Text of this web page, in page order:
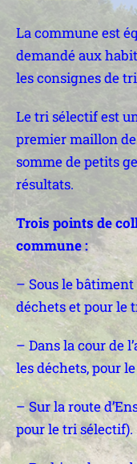
La commune est
demandé aux
les consignes de
Le tri sélectif est
premier maillon de
somme de petits
résultats.
Trois points de
commune :
– Sous le
déchets et pour le
– Dans la cour de
les déchets, pour
– Sur la route
pour le tri sélectif).